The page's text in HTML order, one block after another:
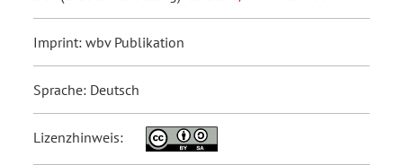
Imprint: wbv Publikation
Sprache: Deutsch
Lizenzhinweis: